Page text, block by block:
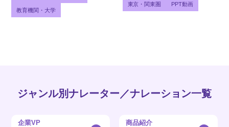
教育機関・大学
東京・関東圏 PPT動画
ジャンル別ナレーター／ナレーション一覧
企業VP 商品紹介